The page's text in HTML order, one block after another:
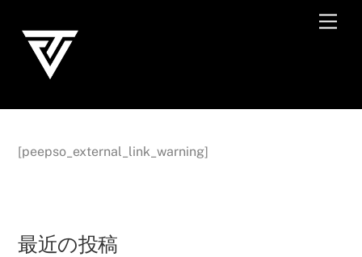
content
[peepso_external_link_warning]
最近の投稿